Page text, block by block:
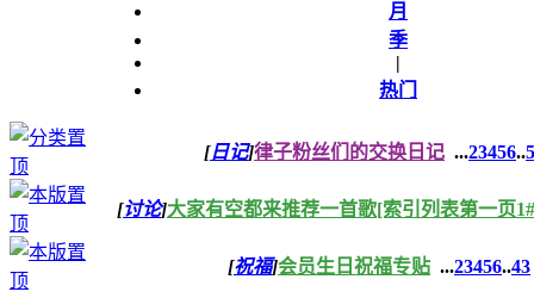
月
季
|
热门
[日记]律子粉丝们的交换日记 ...23456..
[讨论]大家有空都来推荐一首歌[索引列表第一页
[祝福]会员生日祝福专贴 ...23456..43